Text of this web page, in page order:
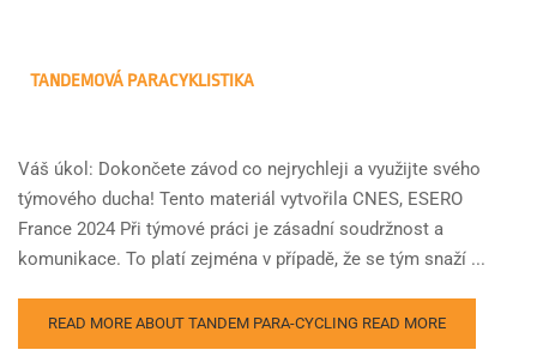
TANDEMOVÁ PARACYKLISTIKA
Váš úkol: Dokončete závod co nejrychleji a využijte svého
týmového ducha! Tento materiál vytvořila CNES, ESERO
France 2024 Při týmové práci je zásadní soudržnost a
komunikace. To platí zejména v případě, že se tým snaží ...
READ MORE ABOUT TANDEM PARA-CYCLING READ MORE